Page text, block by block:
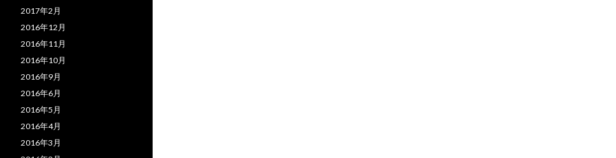
2017年2月
2016年12月
2016年11月
2016年10月
2016年9月
2016年6月
2016年5月
2016年4月
2016年3月